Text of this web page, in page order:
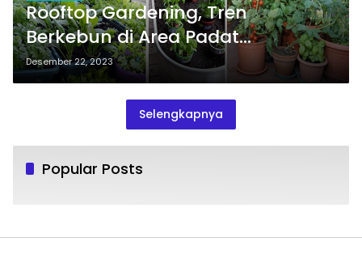
Rooftop Gardening, Tren
Berkebun di Area Padat
Perkotaan
Desember 22, 2023
Selengkapnya
Popular Posts